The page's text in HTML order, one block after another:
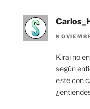
Kirai no
según
esté con